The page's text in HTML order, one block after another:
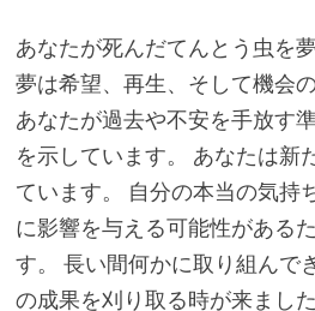
あなたが死んだてんとう虫を
夢は希望、再生、そして機会
あなたが過去や不安を手放す
を示しています。 あなたは新
ています。 自分の本当の気持
に影響を与える可能性がある
す。 長い間何かに取り組んで
の成果を刈り取る時が来まし